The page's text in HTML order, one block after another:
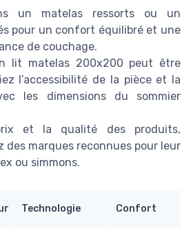
un matelas ressorts ou un
pour un confort équilibré et une
de couchage.
lit matelas 200x200 peut être
l’accessibilité de la pièce et la
les dimensions du sommier
et la qualité des produits,
des marques reconnues pour leur
ou simmons.
Technologie Confort